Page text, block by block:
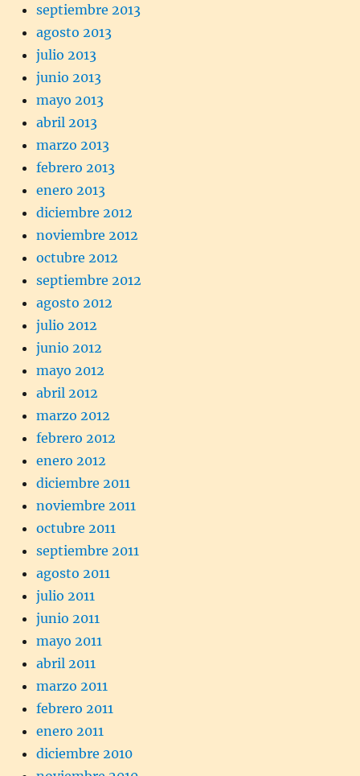
septiembre 2013
agosto 2013
julio 2013
junio 2013
mayo 2013
abril 2013
marzo 2013
febrero 2013
enero 2013
diciembre 2012
noviembre 2012
octubre 2012
septiembre 2012
agosto 2012
julio 2012
junio 2012
mayo 2012
abril 2012
marzo 2012
febrero 2012
enero 2012
diciembre 2011
noviembre 2011
octubre 2011
septiembre 2011
agosto 2011
julio 2011
junio 2011
mayo 2011
abril 2011
marzo 2011
febrero 2011
enero 2011
diciembre 2010